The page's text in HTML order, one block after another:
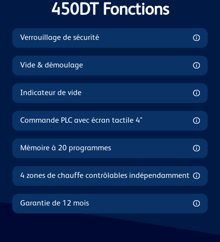
450DT Fonctions
Verrouillage de sécurité
Vide & démoulage
Indicateur de vide
Commande PLC avec écran tactile 4"
Mémoire à 20 programmes
4 zones de chauffe contrôlables indépendamment
Garantie de 12 mois